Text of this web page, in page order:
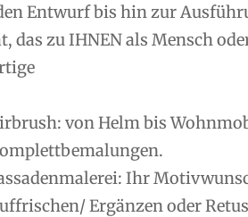
Entwurf bis hin zur
das zu IHNEN als Mensch
von Helm bis
Ihr
Ergänzen oder